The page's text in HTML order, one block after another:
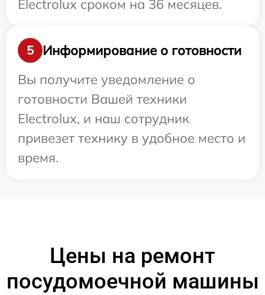
Electrolux сроком на 36 месяцев.
5
Информирование о готовности
Вы получите уведомление о
готовности Вашей техники
Electrolux, и наш сотрудник
привезет технику в удобное место и
время.
Цены на ремонт
посудомоечной машины